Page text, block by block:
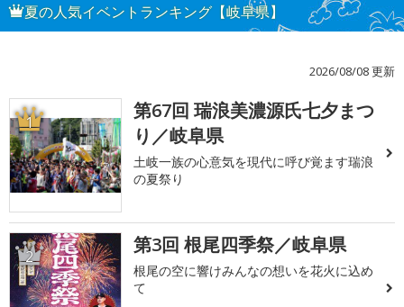
夏の人気イベントランキング【岐阜県】
2026/08/08 更新
1
第67回 瑞浪美濃源氏七夕まつ
り／岐阜県
土岐一族の心意気を現代に呼び覚ます瑞浪
の夏祭り
2 第3回 根尾四季祭／岐阜県
根尾の空に響けみんなの想いを花火に込め
て